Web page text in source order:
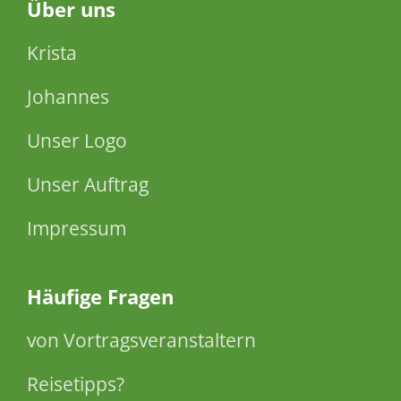
Über uns
Krista
Johannes
Unser Logo
Unser Auftrag
Impressum
Häufige Fragen
von Vortragsveranstaltern
Reisetipps?